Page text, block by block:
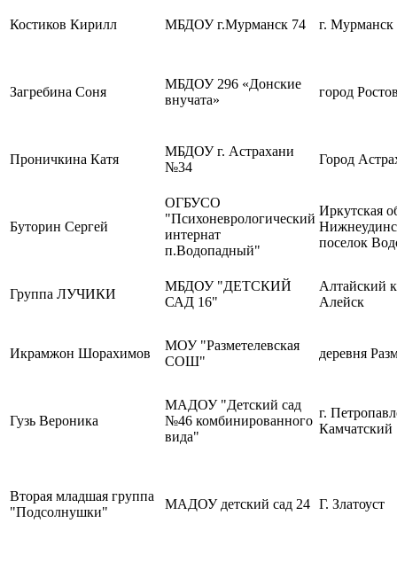
Костиков Кирилл МБДОУ г.Мурманск 74 г. Мурманск
Загребина Соня
МБДОУ 296 «Донские
внучата»
город
Проничкина Катя
МБДОУ г. Астрахани
№34
Город
Буторин Сергей
ОГБУСО
"Психоневрологический
интернат
п.Водопадный"
Иркутская
поселок
Группа ЛУЧИКИ
МБДОУ "ДЕТСКИЙ
САД 16"
Алтайский
Алейск
Икрамжон Шорахимов
МОУ "Разметелевская
СОШ"
деревня
Гузь Вероника
МАДОУ "Детский сад
№46 комбинированного
вида"
г.
Камчатский
Вторая младшая группа
"Подсолнушки"
МАДОУ детский сад 24 Г. Златоуст